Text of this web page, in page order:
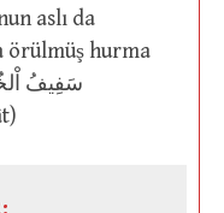
örülmüş hurma